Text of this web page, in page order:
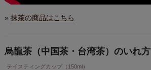
» 抹茶の商品はこちら
烏龍茶（中国茶・台湾茶）のいれ方
テイスティングカップ（150ml）